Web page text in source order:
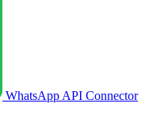
WhatsApp API Connector